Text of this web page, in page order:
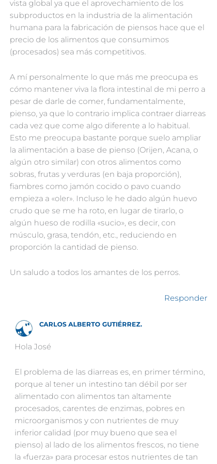
vista global ya que el aprovechamiento de los
subproductos en la industria de la alimentación
humana para la fabricación de piensos hace que el
precio de los alimentos que consumimos
(procesados) sea más competitivos.
A mí personalmente lo que más me preocupa es
cómo mantener viva la flora intestinal de mi perro a
pesar de darle de comer, fundamentalmente,
pienso, ya que lo contrario implica contraer diarreas
cada vez que come algo diferente a lo habitual.
Esto me preocupa bastante porque suelo ampliar
la alimentación a base de pienso (Orijen, Acana, o
algún otro similar) con otros alimentos como
sobras, frutas y verduras (en baja proporción),
fiambres como jamón cocido o pavo cuando
empieza a «oler». Incluso le he dado algún huevo
crudo que se me ha roto, en lugar de tirarlo, o
algún hueso de rodilla «sucio», es decir, con
músculo, grasa, tendón, etc., reduciendo en
proporción la cantidad de pienso.
Un saludo a todos los amantes de los perros.
Responder
CARLOS ALBERTO GUTIÉRREZ.
Hola José
El problema de las diarreas es, en primer término,
porque al tener un intestino tan débil por ser
alimentado con alimentos tan altamente
procesados, carentes de enzimas, pobres en
microorganismos y con nutrientes de muy
inferior calidad (por muy bueno que sea el
pienso) al lado de los alimentos frescos, no tiene
la «fuerza» para procesar estos nutrientes de tan